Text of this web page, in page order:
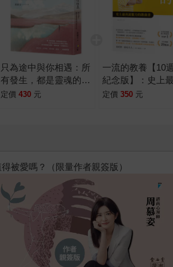
只為途中與你相遇：所
有發生，都是靈魂的印
記和許諾
定價 430 元
一流的教養【10
紀念版】：史上
服力的教養書
定價 350 元